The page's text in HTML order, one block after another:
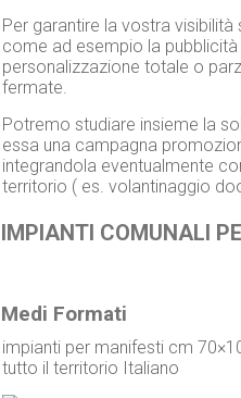
Per garantire la vostra
come ad esempio la pubblicità
personalizzazione totale o
fermate.
Potremo studiare insieme la
essa una campagna
integrandola eventualmente
territorio ( es. volantinaggio
IMPIANTI COMUNALI
Medi Formati
impianti per manifesti cm
tutto il territorio Italiano